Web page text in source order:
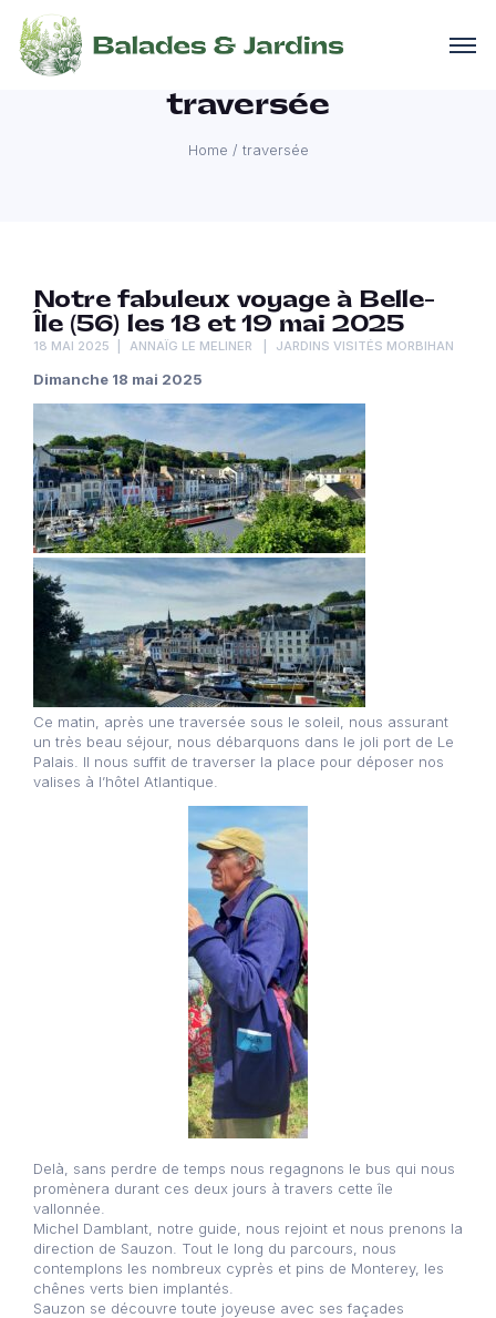
traversée
Home / traversée
Notre fabuleux voyage à Belle-
Île (56) les 18 et 19 mai 2025
18 MAI 2025 ANNAÏG LE MELINER JARDINS VISITÉS MORBIHAN
Dimanche 18 mai 2025
Ce matin, après une traversée sous le soleil, nous assurant
un très beau séjour, nous débarquons dans le joli port de Le
Palais. Il nous suffit de traverser la place pour déposer nos
valises à l’hôtel Atlantique.
Delà, sans perdre de temps nous regagnons le bus qui nous
promènera durant ces deux jours à travers cette île
vallonnée.
Michel Damblant, notre guide, nous rejoint et nous prenons la
direction de Sauzon. Tout le long du parcours, nous
contemplons les nombreux cyprès et pins de Monterey, les
chênes verts bien implantés.
Sauzon se découvre toute joyeuse avec ses façades